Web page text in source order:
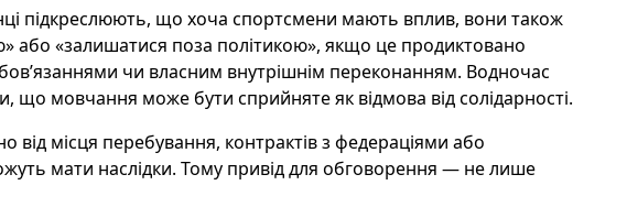
підкреслюють, що хоча спортсмени мають вплив, вони також
або «залишатися поза політикою», якщо це продиктовано
чи власним внутрішнім переконанням. Водночас
що мовчання може бути сприйняте як відмова від солідарності.
від місця перебування, контрактів з федераціями або
мати наслідки. Тому привід для обговорення — не лише